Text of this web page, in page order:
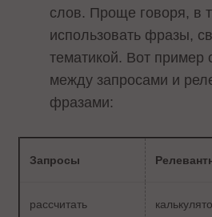
слов. Проще говоря, в
использовать фразы,
тематикой. Вот пример
между запросами и
фразами:
Запросы
рассчитать